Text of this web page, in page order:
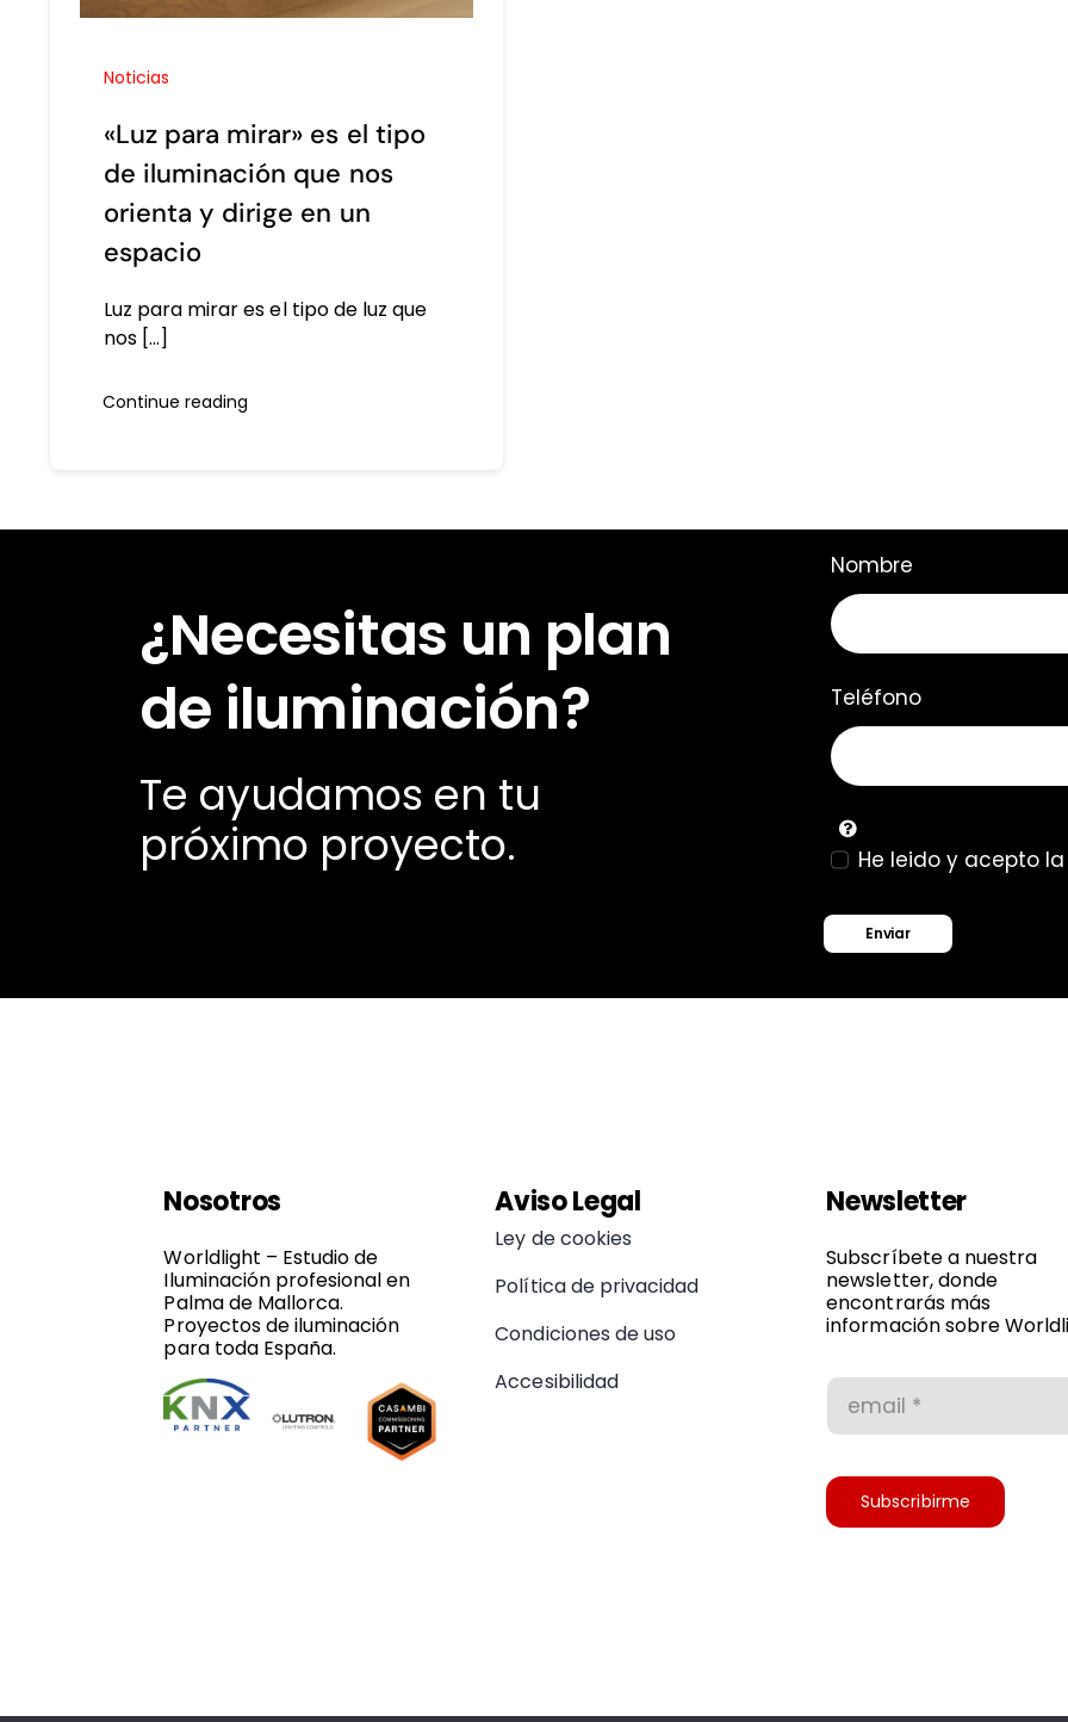
Noticias
«Luz para mirar» es el tipo
de iluminación que nos
orienta y dirige en un
espacio
Luz para mirar es el tipo de luz que
nos [...]
Continue reading
¿Necesitas un plan
de iluminación?
Te ayudamos en tu
próximo proyecto.
Nombre
Teléfono
He leido y acepto la
Enviar
Nosotros
Worldlight – Estudio de
Iluminación profesional en
Palma de Mallorca.
Proyectos de iluminación
para toda España.
Aviso Legal
Ley de cookies
Política de privacidad
Condiciones de uso
Accesibilidad
Newsletter
Subscríbete a nuestra
newsletter, donde
encontrarás más
información sobre
Subscribirme